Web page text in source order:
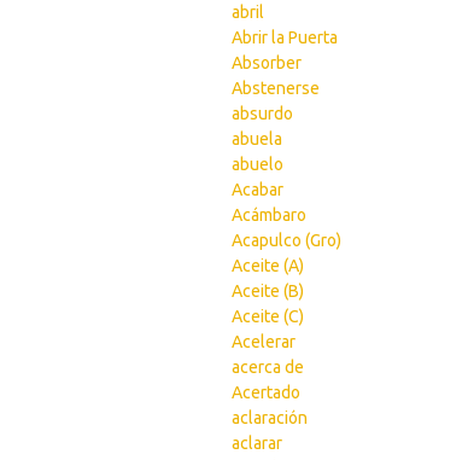
abril
Abrir la Puerta
Absorber
Abstenerse
absurdo
abuela
abuelo
Acabar
Acámbaro
Acapulco (Gro)
Aceite (A)
Aceite (B)
Aceite (C)
Acelerar
acerca de
Acertado
aclaración
aclarar